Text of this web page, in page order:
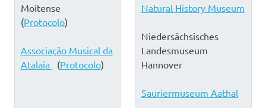
Moitense
(Protocolo)
Associação Musical da
Atalaia
(Protocolo)
Natural History Museum
Niedersächsisches
Landesmuseum
Hannover
Sauriermuseum Aathal